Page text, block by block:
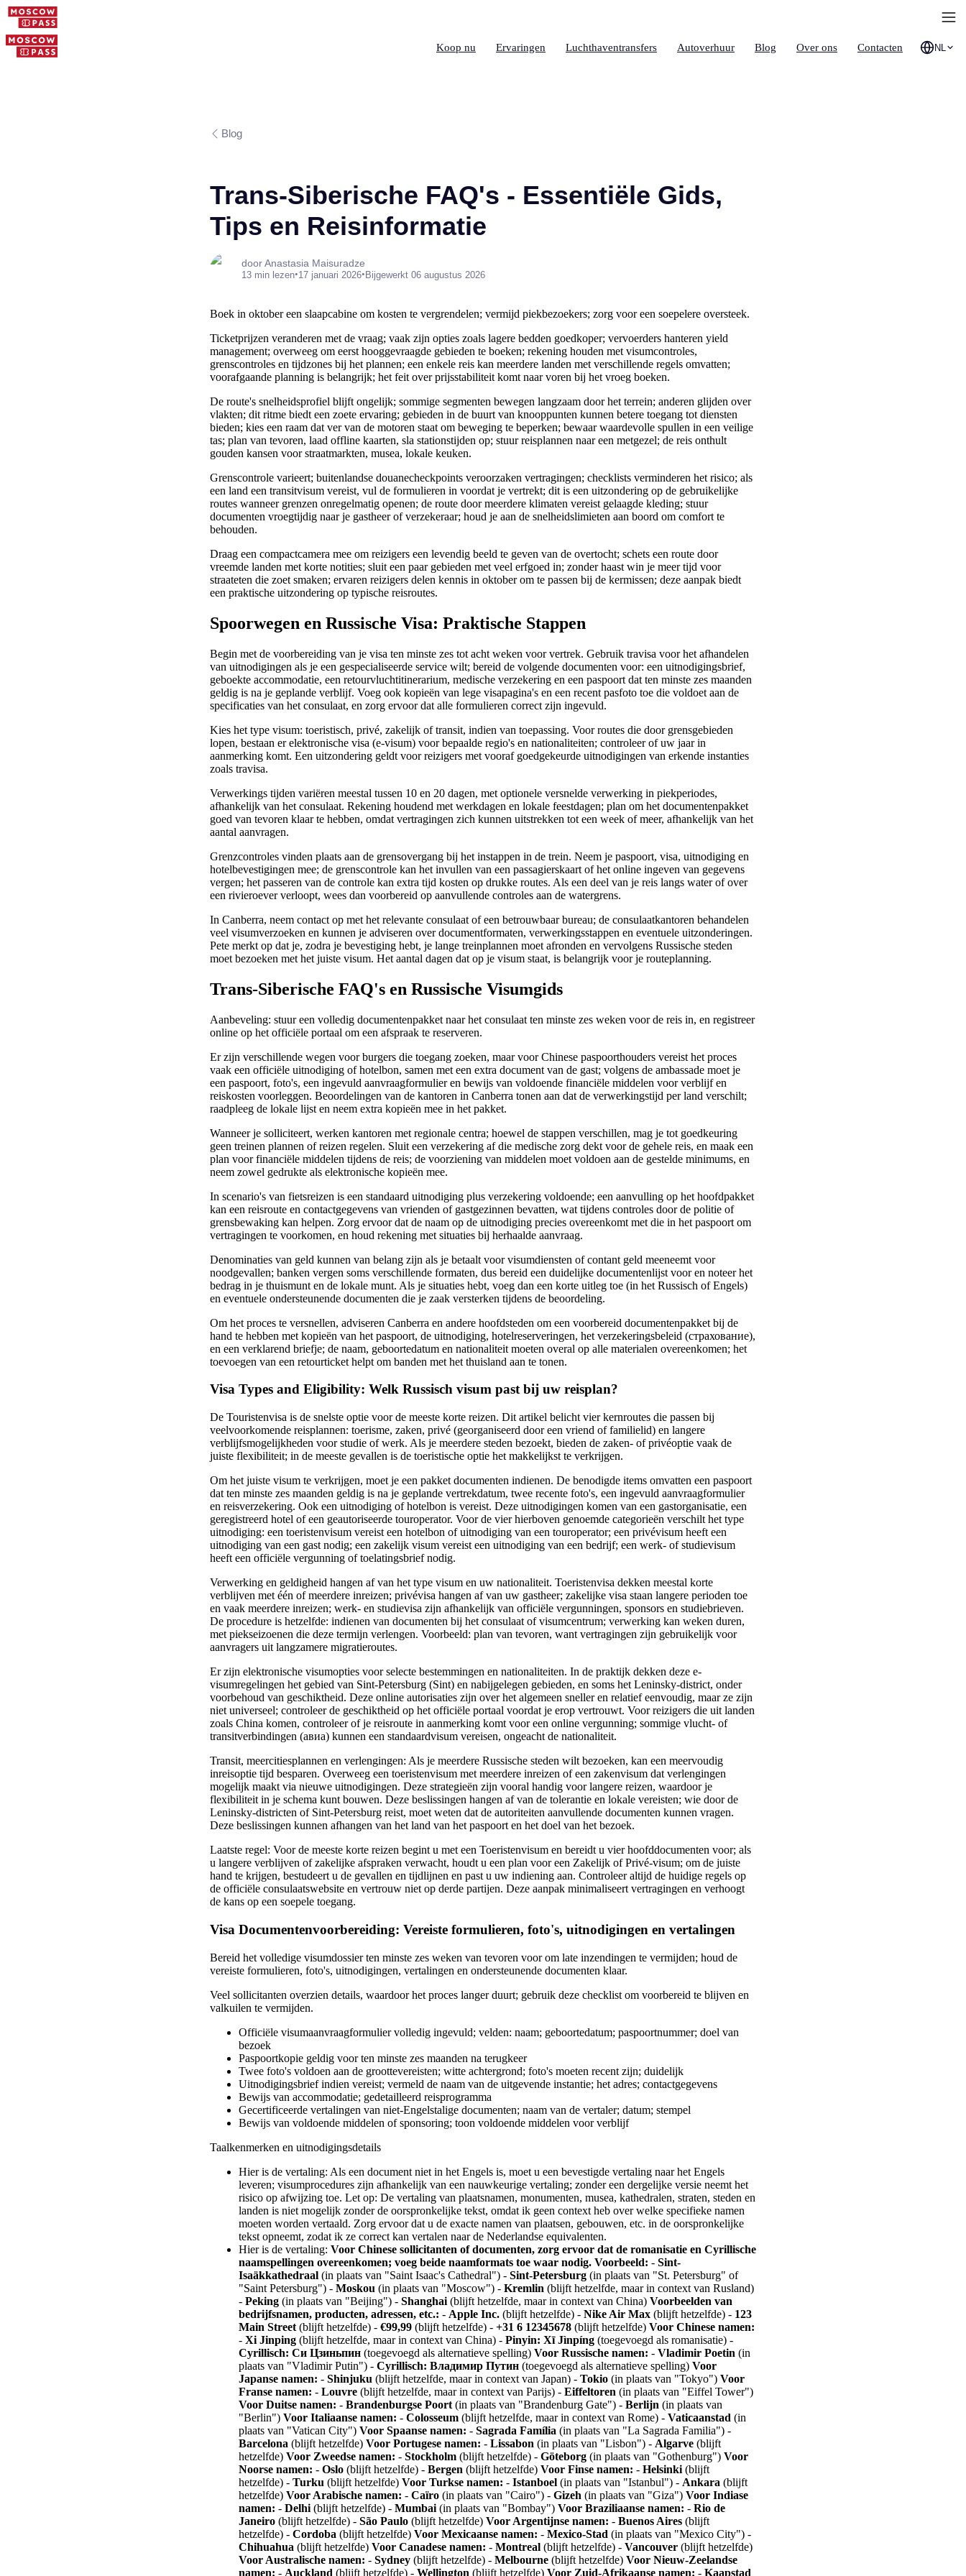
Koop nu Ervaringen Luchthaventransfers Autoverhuur Blog Over ons Contacten NL
Blog
Trans-Siberische FAQ's - Essentiële Gids,
Tips en Reisinformatie
door Anastasia Maisuradze
13 min lezen•17 januari 2026•Bijgewerkt 06 augustus 2026
Boek in oktober een slaapcabine om kosten te vergrendelen; vermijd piekbezoekers; zorg voor een soepelere oversteek.
Ticketprijzen veranderen met de vraag; vaak zijn opties zoals lagere bedden goedkoper; vervoerders hanteren yield
management; overweeg om eerst hooggevraagde gebieden te boeken; rekening houden met visumcontroles,
grenscontroles en tijdzones bij het plannen; een enkele reis kan meerdere landen met verschillende regels omvatten;
voorafgaande planning is belangrijk; het feit over prijsstabiliteit komt naar voren bij het vroeg boeken.
De route's snelheidsprofiel blijft ongelijk; sommige segmenten bewegen langzaam door het terrein; anderen glijden over
vlakten; dit ritme biedt een zoete ervaring; gebieden in de buurt van knooppunten kunnen betere toegang tot diensten
bieden; kies een raam dat ver van de motoren staat om beweging te beperken; bewaar waardevolle spullen in een veilige
tas; plan van tevoren, laad offline kaarten, sla stationstijden op; stuur reisplannen naar een metgezel; de reis onthult
gouden kansen voor straatmarkten, musea, lokale keuken.
Grenscontrole varieert; buitenlandse douanecheckpoints veroorzaken vertragingen; checklists verminderen het risico; als
een land een transitvisum vereist, vul de formulieren in voordat je vertrekt; dit is een uitzondering op de gebruikelijke
routes wanneer grenzen onregelmatig openen; de route door meerdere klimaten vereist gelaagde kleding; stuur
documenten vroegtijdig naar je gastheer of verzekeraar; houd je aan de snelheidslimieten aan boord om comfort te
behouden.
Draag een compactcamera mee om reizigers een levendig beeld te geven van de overtocht; schets een route door
vreemde landen met korte notities; sluit een paar gebieden met veel erfgoed in; zonder haast win je meer tijd voor
straateten die zoet smaken; ervaren reizigers delen kennis in oktober om te passen bij de kermissen; deze aanpak biedt
een praktische uitzondering op typische reisroutes.
Spoorwegen en Russische Visa: Praktische Stappen
Begin met de voorbereiding van je visa ten minste zes tot acht weken voor vertrek. Gebruik travisa voor het afhandelen
van uitnodigingen als je een gespecialiseerde service wilt; bereid de volgende documenten voor: een uitnodigingsbrief,
geboekte accommodatie, een retourvluchtitinerarium, medische verzekering en een paspoort dat ten minste zes maanden
geldig is na je geplande verblijf. Voeg ook kopieën van lege visapagina's en een recent pasfoto toe die voldoet aan de
specificaties van het consulaat, en zorg ervoor dat alle formulieren correct zijn ingevuld.
Kies het type visum: toeristisch, privé, zakelijk of transit, indien van toepassing. Voor routes die door grensgebieden
lopen, bestaan er elektronische visa (e-visum) voor bepaalde regio's en nationaliteiten; controleer of uw jaar in
aanmerking komt. Een uitzondering geldt voor reizigers met vooraf goedgekeurde uitnodigingen van erkende instanties
zoals travisa.
Verwerkings tijden variëren meestal tussen 10 en 20 dagen, met optionele versnelde verwerking in piekperiodes,
afhankelijk van het consulaat. Rekening houdend met werkdagen en lokale feestdagen; plan om het documentenpakket
goed van tevoren klaar te hebben, omdat vertragingen zich kunnen uitstrekken tot een week of meer, afhankelijk van het
aantal aanvragen.
Grenzcontroles vinden plaats aan de grensovergang bij het instappen in de trein. Neem je paspoort, visa, uitnodiging en
hotelbevestigingen mee; de grenscontrole kan het invullen van een passagierskaart of het online ingeven van gegevens
vergen; het passeren van de controle kan extra tijd kosten op drukke routes. Als een deel van je reis langs water of over
een rivieroever verloopt, wees dan voorbereid op aanvullende controles aan de watergrens.
In Canberra, neem contact op met het relevante consulaat of een betrouwbaar bureau; de consulaatkantoren behandelen
veel visumverzoeken en kunnen je adviseren over documentformaten, verwerkingsstappen en eventuele uitzonderingen.
Pete merkt op dat je, zodra je bevestiging hebt, je lange treinplannen moet afronden en vervolgens Russische steden
moet bezoeken met het juiste visum. Het aantal dagen dat op je visum staat, is belangrijk voor je routeplanning.
Trans-Siberische FAQ's en Russische Visumgids
Aanbeveling: stuur een volledig documentenpakket naar het consulaat ten minste zes weken voor de reis in, en registreer
online op het officiële portaal om een afspraak te reserveren.
Er zijn verschillende wegen voor burgers die toegang zoeken, maar voor Chinese paspoorthouders vereist het proces
vaak een officiële uitnodiging of hotelbon, samen met een extra document van de gast; volgens de ambassade moet je
een paspoort, foto's, een ingevuld aanvraagformulier en bewijs van voldoende financiële middelen voor verblijf en
reiskosten voorleggen. Beoordelingen van de kantoren in Canberra tonen aan dat de verwerkingstijd per land verschilt;
raadpleeg de lokale lijst en neem extra kopieën mee in het pakket.
Wanneer je solliciteert, werken kantoren met regionale centra; hoewel de stappen verschillen, mag je tot goedkeuring
geen treinen plannen of reizen regelen. Sluit een verzekering af die medische zorg dekt voor de gehele reis, en maak een
plan voor financiële middelen tijdens de reis; de voorziening van middelen moet voldoen aan de gestelde minimums, en
neem zowel gedrukte als elektronische kopieën mee.
In scenario's van fietsreizen is een standaard uitnodiging plus verzekering voldoende; een aanvulling op het hoofdpakket
kan een reisroute en contactgegevens van vrienden of gastgezinnen bevatten, wat tijdens controles door de politie of
grensbewaking kan helpen. Zorg ervoor dat de naam op de uitnodiging precies overeenkomt met die in het paspoort om
vertragingen te voorkomen, en houd rekening met situaties bij herhaalde aanvraag.
Denominaties van geld kunnen van belang zijn als je betaalt voor visumdiensten of contant geld meeneemt voor
noodgevallen; banken vergen soms verschillende formaten, dus bereid een duidelijke documentenlijst voor en noteer het
bedrag in je thuismunt en de lokale munt. Als je situaties hebt, voeg dan een korte uitleg toe (in het Russisch of Engels)
en eventuele ondersteunende documenten die je zaak versterken tijdens de beoordeling.
Om het proces te versnellen, adviseren Canberra en andere hoofdsteden om een voorbereid documentenpakket bij de
hand te hebben met kopieën van het paspoort, de uitnodiging, hotelreserveringen, het verzekeringsbeleid (страхование),
en een verklarend briefje; de naam, geboortedatum en nationaliteit moeten overal op alle materialen overeenkomen; het
toevoegen van een retourticket helpt om banden met het thuisland aan te tonen.
Visa Types and Eligibility: Welk Russisch visum past bij uw reisplan?
De Touristenvisa is de snelste optie voor de meeste korte reizen. Dit artikel belicht vier kernroutes die passen bij
veelvoorkomende reisplannen: toerisme, zaken, privé (georganiseerd door een vriend of familielid) en langere
verblijfsmogelijkheden voor studie of werk. Als je meerdere steden bezoekt, bieden de zaken- of privéoptie vaak de
juiste flexibiliteit; in de meeste gevallen is de toeristische optie het makkelijkst te verkrijgen.
Om het juiste visum te verkrijgen, moet je een pakket documenten indienen. De benodigde items omvatten een paspoort
dat ten minste zes maanden geldig is na je geplande vertrekdatum, twee recente foto's, een ingevuld aanvraagformulier
en reisverzekering. Ook een uitnodiging of hotelbon is vereist. Deze uitnodigingen komen van een gastorganisatie, een
geregistreerd hotel of een geautoriseerde touroperator. Voor de vier hierboven genoemde categorieën verschilt het type
uitnodiging: een toeristenvisum vereist een hotelbon of uitnodiging van een touroperator; een privévisum heeft een
uitnodiging van een gast nodig; een zakelijk visum vereist een uitnodiging van een bedrijf; een werk- of studievisum
heeft een officiële vergunning of toelatingsbrief nodig.
Verwerking en geldigheid hangen af van het type visum en uw nationaliteit. Toeristenvisa dekken meestal korte
verblijven met één of meerdere inreizen; privévisa hangen af van uw gastheer; zakelijke visa staan langere perioden toe
en vaak meerdere inreizen; werk- en studievisa zijn afhankelijk van officiële vergunningen, sponsors en studiebrieven.
De procedure is hetzelfde: indienen van documenten bij het consulaat of visumcentrum; verwerking kan weken duren,
met piekseizoenen die deze termijn verlengen. Voorbeeld: plan van tevoren, want vertragingen zijn gebruikelijk voor
aanvragers uit langzamere migratieroutes.
Er zijn elektronische visumopties voor selecte bestemmingen en nationaliteiten. In de praktijk dekken deze e-
visumregelingen het gebied van Sint-Petersburg (Sint) en nabijgelegen gebieden, en soms het Leninsky-district, onder
voorbehoud van geschiktheid. Deze online autorisaties zijn over het algemeen sneller en relatief eenvoudig, maar ze zijn
niet universeel; controleer de geschiktheid op het officiële portaal voordat je erop vertrouwt. Voor reizigers die uit landen
zoals China komen, controleer of je reisroute in aanmerking komt voor een online vergunning; sommige vlucht- of
transitverbindingen (авиа) kunnen een standaardvisum vereisen, ongeacht de nationaliteit.
Transit, meercitiesplannen en verlengingen: Als je meerdere Russische steden wilt bezoeken, kan een meervoudig
inreisoptie tijd besparen. Overweeg een toeristenvisum met meerdere inreizen of een zakenvisum dat verlengingen
mogelijk maakt via nieuwe uitnodigingen. Deze strategieën zijn vooral handig voor langere reizen, waardoor je
flexibiliteit in je schema kunt bouwen. Deze beslissingen hangen af van de tolerantie en lokale vereisten; wie door de
Leninsky-districten of Sint-Petersburg reist, moet weten dat de autoriteiten aanvullende documenten kunnen vragen.
Deze beslissingen kunnen afhangen van het land van het paspoort en het doel van het bezoek.
Laatste regel: Voor de meeste korte reizen begint u met een Toeristenvisum en bereidt u vier hoofddocumenten voor; als
u langere verblijven of zakelijke afspraken verwacht, houdt u een plan voor een Zakelijk of Privé-visum; om de juiste
hand te krijgen, bestudeert u de gevallen en tijdlijnen en past u uw indiening aan. Controleer altijd de huidige regels op
de officiële consulaatswebsite en vertrouw niet op derde partijen. Deze aanpak minimaliseert vertragingen en verhoogt
de kans op een soepele toegang.
Visa Documentenvoorbereiding: Vereiste formulieren, foto's, uitnodigingen en vertalingen
Bereid het volledige visumdossier ten minste zes weken van tevoren voor om late inzendingen te vermijden; houd de
vereiste formulieren, foto's, uitnodigingen, vertalingen en ondersteunende documenten klaar.
Veel sollicitanten overzien details, waardoor het proces langer duurt; gebruik deze checklist om voorbereid te blijven en
valkuilen te vermijden.
Officiële visumaanvraagformulier volledig ingevuld; velden: naam; geboortedatum; paspoortnummer; doel van
bezoek
Paspoortkopie geldig voor ten minste zes maanden na terugkeer
Twee foto's voldoen aan de groottevereisten; witte achtergrond; foto's moeten recent zijn; duidelijk
Uitnodigingsbrief indien vereist; vermeld de naam van de uitgevende instantie; het adres; contactgegevens
Bewijs van accommodatie; gedetailleerd reisprogramma
Gecertificeerde vertalingen van niet-Engelstalige documenten; naam van de vertaler; datum; stempel
Bewijs van voldoende middelen of sponsoring; toon voldoende middelen voor verblijf
Taalkenmerken en uitnodigingsdetails
Hier is de vertaling: Als een document niet in het Engels is, moet u een bevestigde vertaling naar het Engels
leveren; visumprocedures zijn afhankelijk van een nauwkeurige vertaling; zonder een dergelijke versie neemt het
risico op afwijzing toe. Let op: De vertaling van plaatsnamen, monumenten, musea, kathedralen, straten, steden en
landen is niet mogelijk zonder de oorspronkelijke tekst, omdat ik geen context heb over welke specifieke namen
moeten worden vertaald. Zorg ervoor dat u de exacte namen van plaatsen, gebouwen, etc. in de oorspronkelijke
tekst opneemt, zodat ik ze correct kan vertalen naar de Nederlandse equivalenten.
Hier is de vertaling: Voor Chinese sollicitanten of documenten, zorg ervoor dat de romanisatie en Cyrillische
naamspellingen overeenkomen; voeg beide naamformats toe waar nodig. Voorbeeld: - Sint-
Isaäkkathedraal (in plaats van "Saint Isaac's Cathedral") - Sint-Petersburg (in plaats van "St. Petersburg" of
"Saint Petersburg") - Moskou (in plaats van "Moscow") - Kremlin (blijft hetzelfde, maar in context van Rusland)
- Peking (in plaats van "Beijing") - Shanghai (blijft hetzelfde, maar in context van China) Voorbeelden van
bedrijfsnamen, producten, adressen, etc.: - Apple Inc. (blijft hetzelfde) - Nike Air Max (blijft hetzelfde) - 123
Main Street (blijft hetzelfde) - €99,99 (blijft hetzelfde) - +31 6 12345678 (blijft hetzelfde) Voor Chinese namen:
- Xi Jinping (blijft hetzelfde, maar in context van China) - Pinyin: Xī Jìnpíng (toegevoegd als romanisatie) -
Cyrillisch: Си Цзиньпин (toegevoegd als alternatieve spelling) Voor Russische namen: - Vladimir Poetin (in
plaats van "Vladimir Putin") - Cyrillisch: Владимир Путин (toegevoegd als alternatieve spelling) Voor
Japanse namen: - Shinjuku (blijft hetzelfde, maar in context van Japan) - Tokio (in plaats van "Tokyo") Voor
Franse namen: - Louvre (blijft hetzelfde, maar in context van Parijs) - Eiffeltoren (in plaats van "Eiffel Tower")
Voor Duitse namen: - Brandenburgse Poort (in plaats van "Brandenburg Gate") - Berlijn (in plaats van
"Berlin") Voor Italiaanse namen: - Colosseum (blijft hetzelfde, maar in context van Rome) - Vaticaanstad (in
plaats van "Vatican City") Voor Spaanse namen: - Sagrada Família (in plaats van "La Sagrada Familia") -
Barcelona (blijft hetzelfde) Voor Portugese namen: - Lissabon (in plaats van "Lisbon") - Algarve (blijft
hetzelfde) Voor Zweedse namen: - Stockholm (blijft hetzelfde) - Göteborg (in plaats van "Gothenburg") Voor
Noorse namen: - Oslo (blijft hetzelfde) - Bergen (blijft hetzelfde) Voor Finse namen: - Helsinki (blijft
hetzelfde) - Turku (blijft hetzelfde) Voor Turkse namen: - Istanboel (in plaats van "Istanbul") - Ankara (blijft
hetzelfde) Voor Arabische namen: - Caïro (in plaats van "Cairo") - Gizeh (in plaats van "Giza") Voor Indiase
namen: - Delhi (blijft hetzelfde) - Mumbai (in plaats van "Bombay") Voor Braziliaanse namen: - Rio de
Janeiro (blijft hetzelfde) - São Paulo (blijft hetzelfde) Voor Argentijnse namen: - Buenos Aires (blijft
hetzelfde) - Cordoba (blijft hetzelfde) Voor Mexicaanse namen: - Mexico-Stad (in plaats van "Mexico City") -
Chihuahua (blijft hetzelfde) Voor Canadese namen: - Montreal (blijft hetzelfde) - Vancouver (blijft hetzelfde)
Voor Australische namen: - Sydney (blijft hetzelfde) - Melbourne (blijft hetzelfde) Voor Nieuw-Zeelandse
namen: - Auckland (blijft hetzelfde) - Wellington (blijft hetzelfde) Voor Zuid-Afrikaanse namen: - Kaapstad